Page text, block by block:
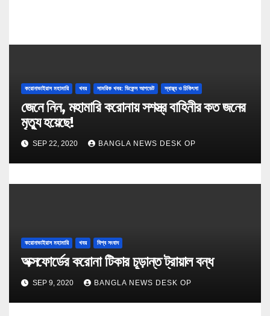
করোনাভাইরাস মহামারি খবর সামরিক খবর: ডিফেন্স আপডেট স্বাস্থ্য ও চিকিৎসা
জেনে নিন, মহামারি করোনায় সশস্ত্র বাহিনীর কত জনের
মৃত্যু হয়েছে!
SEP 22, 2020 BANGLA NEWS DESK OP
করোনাভাইরাস মহামারি খবর বিশ্ব সংবাদ
অক্সফোর্ডের করোনা টিকার চূড়ান্ত ট্রায়াল বন্ধ
SEP 9, 2020 BANGLA NEWS DESK OP